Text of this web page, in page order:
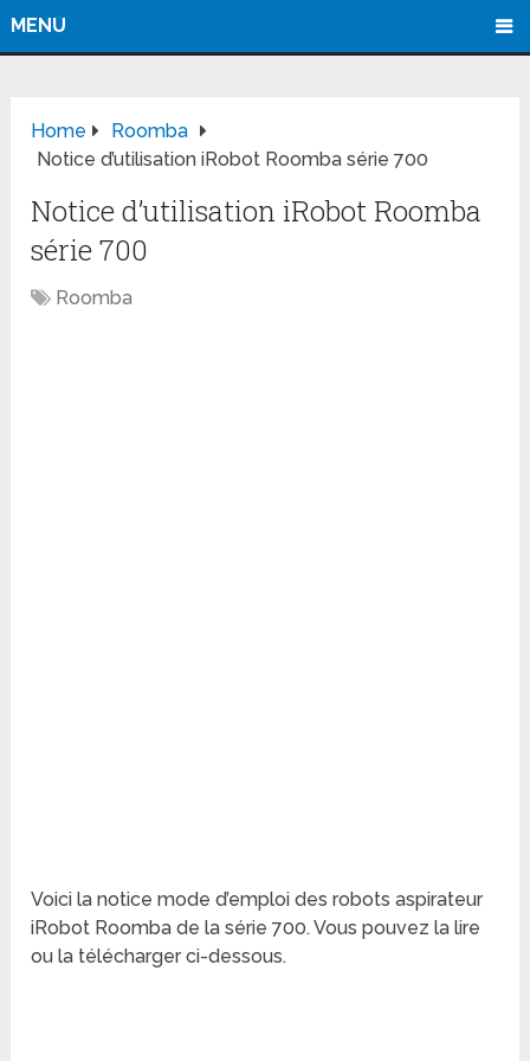
MENU
Home
Roomba
Notice d’utilisation iRobot Roomba série 700
Notice d’utilisation iRobot Roomba
série 700
Roomba
Voici la notice mode d’emploi des robots aspirateur
iRobot Roomba de la série 700. Vous pouvez la lire
ou la télécharger ci-dessous.